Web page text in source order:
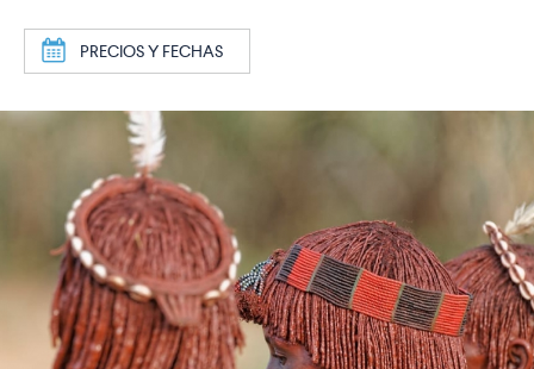
a PRECIOS Y FECHAS